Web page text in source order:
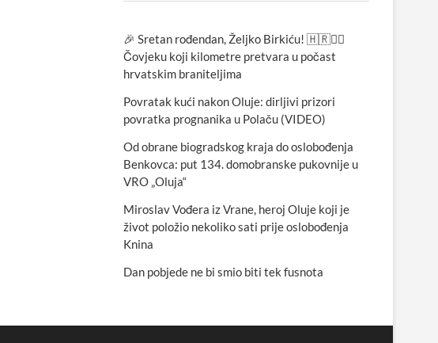
🎉 Sretan rođendan, Željko Birkiću! 🇭🇷🏃‍♂️
Čovjeku koji kilometre pretvara u počast
hrvatskim braniteljima
Povratak kući nakon Oluje: dirljivi prizori
povratka prognanika u Polaču (VIDEO)
Od obrane biogradskog kraja do oslobođenja
Benkovca: put 134. domobranske pukovnije u
VRO „Oluja“
Miroslav Vođera iz Vrane, heroj Oluje koji je
život položio nekoliko sati prije oslobođenja
Knina
Dan pobjede ne bi smio biti tek fusnota